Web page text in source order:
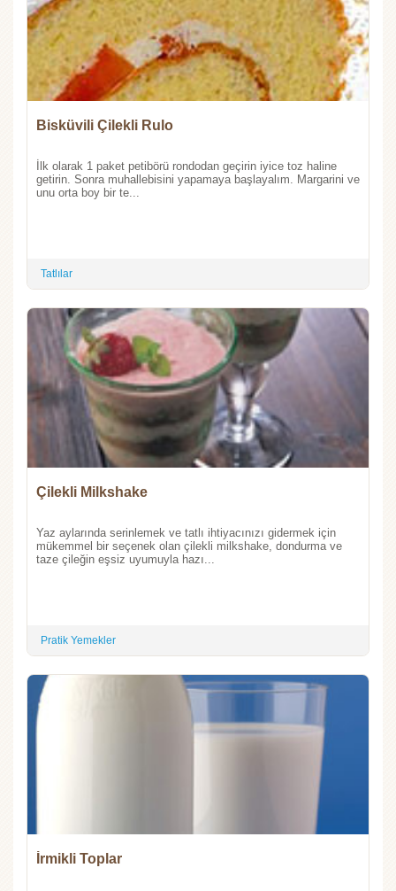
Bisküvili Çilekli Rulo
İlk olarak 1 paket petibörü rondodan geçirin iyice toz haline
getirin. Sonra muhallebisini yapamaya başlayalım. Margarini ve
unu orta boy bir te...
Tatlılar
Çilekli Milkshake
Yaz aylarında serinlemek ve tatlı ihtiyacınızı gidermek için
mükemmel bir seçenek olan çilekli milkshake, dondurma ve
taze çileğin eşsiz uyumuyla hazı...
Pratik Yemekler
İrmikli Toplar